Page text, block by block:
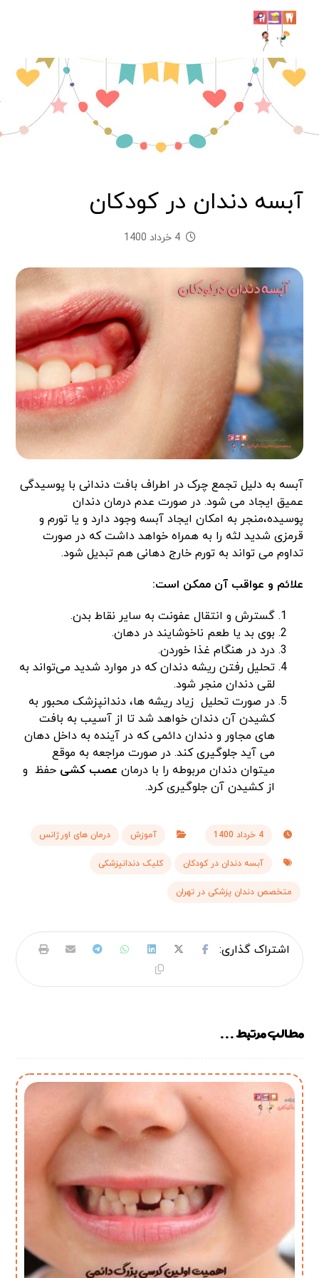
آبسه دندان در کودکان
4 خرداد 1400
آبسه به دلیل تجمع چرک در اطراف بافت دندانی با پوسیدگی
عمیق ایجاد می شود. در صورت عدم درمان دندان
پوسیده،منجر به امکان ایجاد آبسه وجود دارد و یا تورم و
قرمزی شدید لثه را به همراه خواهد داشت که در صورت
تداوم می تواند به تورم خارج دهانی هم تبدیل شود.
علائم و عواقب آن ممکن است:
گسترش و انتقال عفونت به سایر نقاط بدن.
بوی بد یا طعم ناخوشایند در دهان.
درد در هنگام غذا خوردن.
تحلیل رفتن ریشه دندان که در موارد شدید می‌تواند به
لقی دندان منجر شود.
در صورت تحلیل زیاد ریشه ها، دندانپزشک محبور به
کشیدن آن دندان خواهد شد تا از آسیب به بافت
های مجاور و دندان دائمی که در آینده به داخل دهان
می آید جلوگیری کند. در صورت مراجعه به موقع
میتوان دندان مربوطه را با درمان عصب کشی حفظ و
از کشیدن آن جلوگیری کرد.
4 خرداد 1400 آموزش درمان های اورژانس
آبسه دندان در کودکان کلیک دندانپزشکی
متخصص دندان پزشکی در تهران
مطالب مرتبط ...